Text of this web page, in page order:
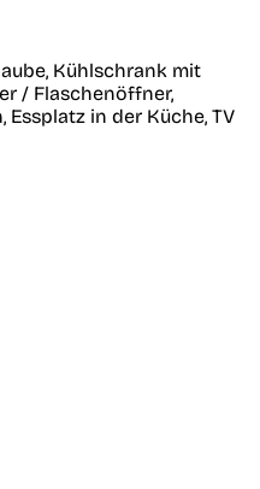
Kühlschrank mit
/ Flaschenöffner,
in der Küche, TV